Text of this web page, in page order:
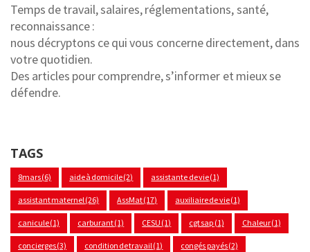
Temps de travail, salaires, réglementations, santé,
reconnaissance :
nous décryptons ce qui vous concerne directement, dans
votre quotidien.
Des articles pour comprendre, s’informer et mieux se
défendre.
TAGS
8mars(6) aide à domicile(2) assistante de vie(1)
assistant maternel(26) AssMat(17) auxiliaire de vie(1)
canicule(1) carburant(1) CESU (1) cgt sap (1) Chaleur(1)
concierges(3) condition de travail(1) congés payés(2)